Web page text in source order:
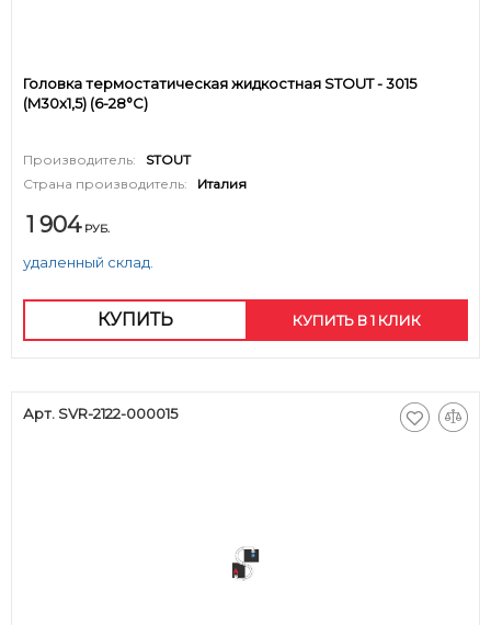
Головка термостатическая жидкостная STOUT - 3015
(M30x1,5) (6-28°C)
Производитель:
STOUT
Страна производитель:
Италия
1 904 РУБ.
удаленный склад.
КУПИТЬ КУПИТЬ В 1 КЛИК
Арт. SVR-2122-000015